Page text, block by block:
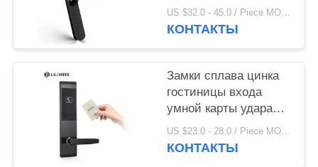
US $32.0 - 45.0 / Piece MOQ:ПК 1
КОНТАКТЫ
Замки сплава цинка
гостиницы входа
умной карты удара
экрана Кейлесс
US $23.0 - 28.0 / Piece MOQ:1 шт
КОНТАКТЫ